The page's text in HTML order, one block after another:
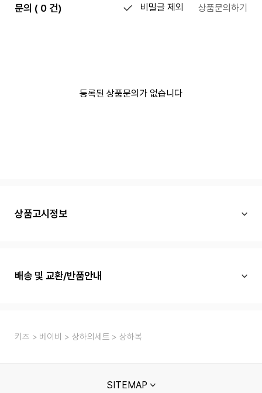
문의 ( 0 건) 비밀글 제외 상품문의하기
등록된 상품문의가 없습니다
상품고시정보
배송 및 교환/반품안내
키즈 베이비 상하의세트 상하복
SITEMAP